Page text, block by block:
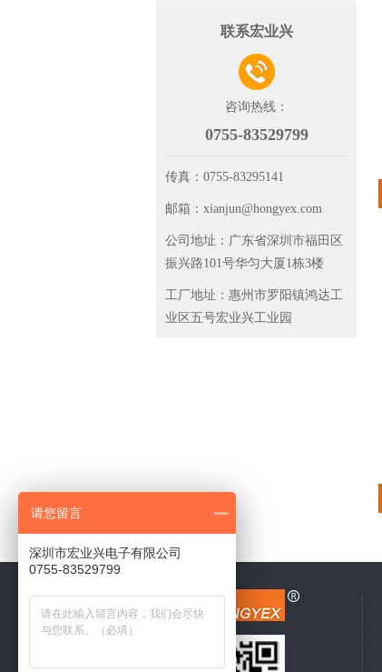
联系宏业兴
咨询热线：
0755-83529799
传真： 0755-83295141
邮箱： xianjun@hongyex.com
公司地址： 广东省深圳市福田区
振兴路101号华匀大厦1栋3楼
工厂地址： 惠州市罗阳镇鸿达工
业区五号宏业兴工业园
请您留言
深圳市宏业兴电子有限公司
0755-83529799